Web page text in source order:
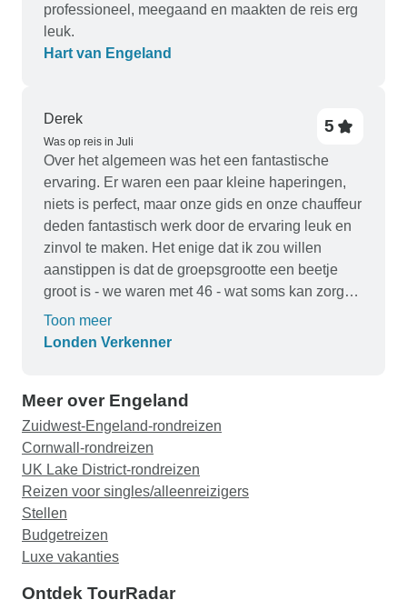
professioneel, meegaand en maakten de reis erg
leuk.
Hart van Engeland
Derek
Was op reis in Juli
5
Over het algemeen was het een fantastische
ervaring. Er waren een paar kleine haperingen,
niets is perfect, maar onze gids en onze chauffeur
deden fantastisch werk door de ervaring leuk en
zinvol te maken. Het enige dat ik zou willen
aanstippen is dat de groepsgrootte een beetje
groot is - we waren met 46 - wat soms kan zorgen
voor een langzamere reis. Voor de rest absoluut
geweldig!
Toon meer
Londen Verkenner
Meer over Engeland
Zuidwest-Engeland-rondreizen
Cornwall-rondreizen
UK Lake District-rondreizen
Reizen voor singles/alleenreizigers
Stellen
Budgetreizen
Luxe vakanties
Ontdek TourRadar